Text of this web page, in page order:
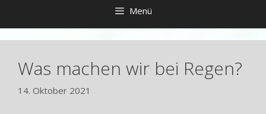
Menü
Was machen wir bei Regen?
14. Oktober 2021